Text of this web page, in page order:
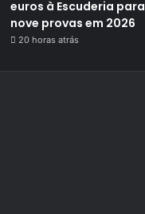
euros à Escuderia para
nove provas em 2026
20 horas atrás